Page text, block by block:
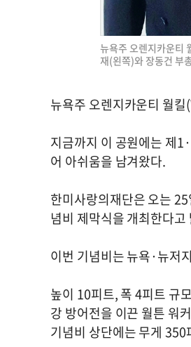
뉴욕주 오렌지카운티
재(왼쪽)와 장동건 부
뉴욕주 오렌지카운티 월
지금까지 이 공원에는 제
어 아쉬움을 남겨왔다.
한미사랑의재단은 오는
념비 제막식을 개최한다
이번 기념비는 뉴욕·뉴저
높이 10피트, 폭 4피트 규
강 방어전을 이끈 월튼 워
기념비 상단에는 무게